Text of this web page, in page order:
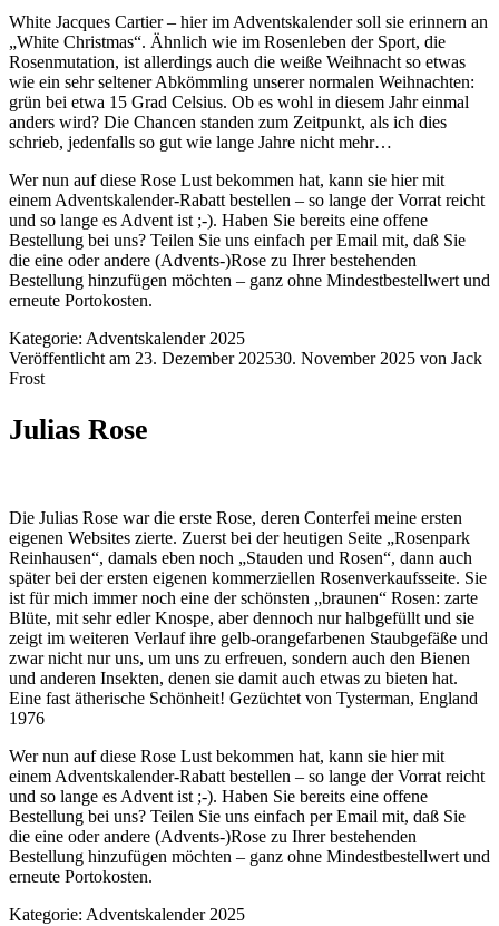
White Jacques Cartier – hier im Adventskalender soll sie erinnern an
„White Christmas“. Ähnlich wie im Rosenleben der Sport, die
Rosenmutation, ist allerdings auch die weiße Weihnacht so etwas
wie ein sehr seltener Abkömmling unserer normalen Weihnachten:
grün bei etwa 15 Grad Celsius. Ob es wohl in diesem Jahr einmal
anders wird? Die Chancen standen zum Zeitpunkt, als ich dies
schrieb, jedenfalls so gut wie lange Jahre nicht mehr…
Wer nun auf diese Rose Lust bekommen hat, kann sie hiermit
einem Adventskalender-Rabatt bestellen – so lange der Vorrat reicht
und so lange es Advent ist ;-). Haben Sie bereits eine offene
Bestellung bei uns? Teilen Sie uns einfach per Email mit, daß Sie
die eine oder andere (Advents-)Rose zu Ihrer bestehenden
Bestellung hinzufügen möchten – ganz ohne Mindestbestellwert und
erneute Portokosten.
Kategorie: Adventskalender 2025
Veröffentlicht am 23. Dezember 202530. November 2025 von Jack
Frost
Julias Rose
Die Julias Rose war die erste Rose, deren Conterfei meine ersten
eigenen Websites zierte. Zuerst bei der heutigen Seite „Rosenpark
Reinhausen“, damals eben noch „Stauden und Rosen“, dann auch
später bei der ersten eigenen kommerziellen Rosenverkaufsseite. Sie
ist für mich immer noch eine der schönsten „braunen“ Rosen: zarte
Blüte, mit sehr edler Knospe, aber dennoch nur halbgefüllt und sie
zeigt im weiteren Verlauf ihre gelb-orangefarbenen Staubgefäße und
zwar nicht nur uns, um uns zu erfreuen, sondern auch den Bienen
und anderen Insekten, denen sie damit auch etwas zu bieten hat.
Eine fast ätherische Schönheit! Gezüchtet von Tysterman, England
1976
Wer nun auf diese Rose Lust bekommen hat, kann sie hiermit
einem Adventskalender-Rabatt bestellen – so lange der Vorrat reicht
und so lange es Advent ist ;-). Haben Sie bereits eine offene
Bestellung bei uns? Teilen Sie uns einfach per Email mit, daß Sie
die eine oder andere (Advents-)Rose zu Ihrer bestehenden
Bestellung hinzufügen möchten – ganz ohne Mindestbestellwert und
erneute Portokosten.
Kategorie: Adventskalender 2025